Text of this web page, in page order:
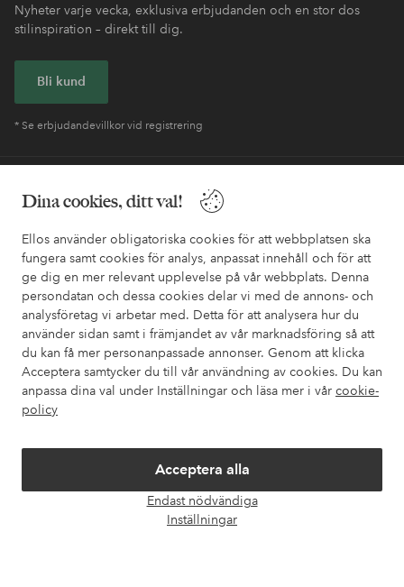
Dina cookies, ditt val!
Ellos använder obligatoriska cookies för att webbplatsen ska
fungera samt cookies för analys, anpassat innehåll och för att
ge dig en mer relevant upplevelse på vår webbplats. Denna
persondatan och dessa cookies delar vi med de annons- och
analysföretag vi arbetar med. Detta för att analysera hur du
använder sidan samt i främjandet av vår marknadsföring så att
du kan få mer personanpassade annonser. Genom att klicka
Acceptera samtycker du till vår användning av cookies. Du kan
anpassa dina val under Inställningar och läsa mer i vår cookie-
policy
Acceptera alla
Endast nödvändiga
Inställningar
Nyheter varje vecka, exklusiva erbjudanden och en stor dos
stilinspiration – direkt till dig.
Bli kund
* Se erbjudandevillkor vid registrering
också information om hur du enklast kontaktar oss.
Kundservice Beställning Betalsätt
Mina sidor
Om Ellos